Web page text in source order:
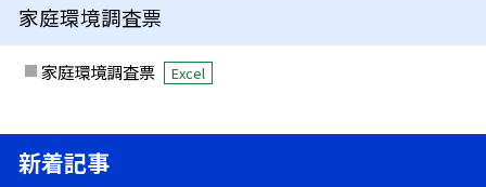
家庭環境調査票
家庭環境調査票 Excel
新着記事